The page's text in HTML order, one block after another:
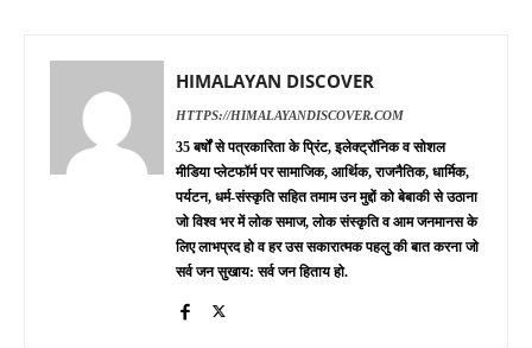
HIMALAYAN DISCOVER
HTTPS://HIMALAYANDISCOVER.COM
35 बर्षों से पत्रकारिता के प्रिंट, इलेक्ट्रॉनिक व सोशल
मीडिया प्लेटफॉर्म पर सामाजिक, आर्थिक, राजनैतिक, धार्मिक,
पर्यटन, धर्म-संस्कृति सहित तमाम उन मुद्दों को बेबाकी से उठाना
जो विश्व भर में लोक समाज, लोक संस्कृति व आम जनमानस के
लिए लाभप्रद हो व हर उस सकारात्मक पहलु की बात करना जो
सर्व जन सुखाय: सर्व जन हिताय हो.